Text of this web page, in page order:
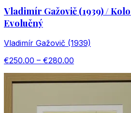
Vladimír Gažovič (1939) /
Evolučný
Vladimír Gažovič (1939)
€250.00 – €280.00